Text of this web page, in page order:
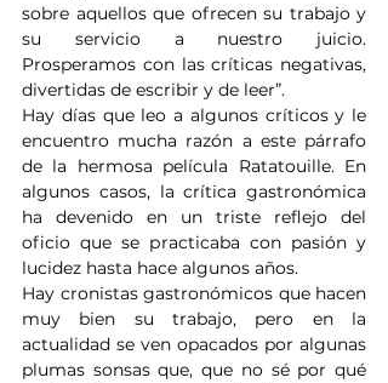
sobre aquellos que ofrecen su trabajo y
su servicio a nuestro juicio.
Prosperamos con las críticas negativas,
divertidas de escribir y de leer”.
Hay días que leo a algunos críticos y le
encuentro mucha razón a este párrafo
de la hermosa película Ratatouille. En
algunos casos, la crítica gastronómica
ha devenido en un triste reflejo del
oficio que se practicaba con pasión y
lucidez hasta hace algunos años.
Hay cronistas gastronómicos que hacen
muy bien su trabajo, pero en la
actualidad se ven opacados por algunas
plumas sonsas que, que no sé por qué